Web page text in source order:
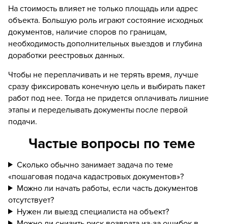
На стоимость влияет не только площадь или адрес
объекта. Большую роль играют состояние исходных
документов, наличие споров по границам,
необходимость дополнительных выездов и глубина
доработки реестровых данных.
Чтобы не переплачивать и не терять время, лучше
сразу фиксировать конечную цель и выбирать пакет
работ под нее. Тогда не придется оплачивать лишние
этапы и переделывать документы после первой
подачи.
Частые вопросы по теме
Сколько обычно занимает задача по теме
«пошаговая подача кадастровых документов»?
Можно ли начать работы, если часть документов
отсутствует?
Нужен ли выезд специалиста на объект?